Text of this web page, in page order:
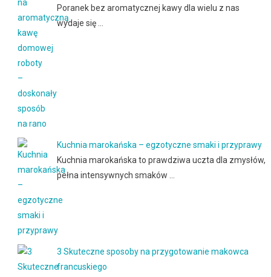
Poranek bez aromatycznej kawy dla wielu z nas
wydaje się …
Kuchnia marokańska – egzotyczne smaki i przyprawy
Kuchnia marokańska to prawdziwa uczta dla zmysłów,
pełna intensywnych smaków …
3 Skuteczne sposoby na przygotowanie makowca
francuskiego